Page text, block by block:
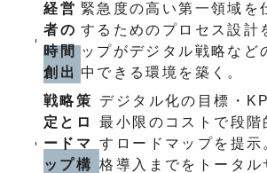
経営
者の
時間
創出
緊急度の高い第一領域を
するためのプロセス設計
ップがデジタル戦略など
中できる環境を築く。
戦略策
定とロ
ードマ
ップ構
デジタル化の目標・
最小限のコストで段階
すロードマップを提
格導入までをトータル